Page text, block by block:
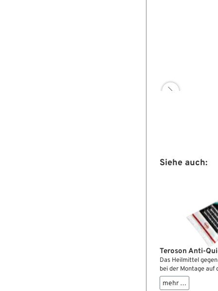

Siehe auch:
Teroson Anti-
Das Heilmittel
bei der Montage
gestrichen, wo es
entgegenwirkt, die
mehr …